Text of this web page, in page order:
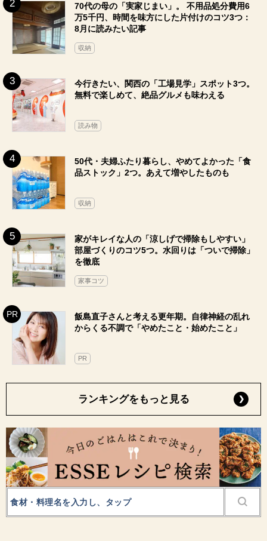
70代の母の「実家じまい」。 不用品処分費用6
万5千円、時間を味方にした片付けのコツ3つ：
8月に読みたい記事
収納
今行きたい、関西の「工場見学」スポット3つ。
無料で楽しめて、絶品グルメも味わえる
読み物
50代・夫婦ふたり暮らし、やめてよかった「食
品ストック」2つ。あえて増やしたものも
収納
家がキレイな人の「涼しげで掃除もしやすい」
部屋づくりのコツ5つ。水回りは「ついで掃除」
を徹底
家事コツ
飯島直子さんと考える更年期。自律神経の乱れ
からくる不調で「やめたこと・始めたこと」
PR
ランキングをもっと見る